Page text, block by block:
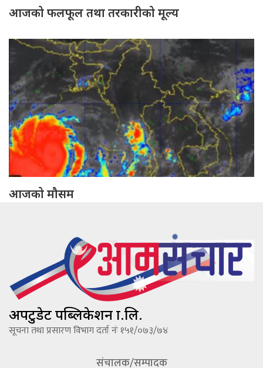
आजको फलफूल तथा तरकारीको मूल्य
आजको मौसम
अपटुडेट पब्लिकेशन प्रा.लि.
सूचना तथा प्रसारण विभाग दर्ता नंः १५१/०७३/७४
संचालक/सम्पादक